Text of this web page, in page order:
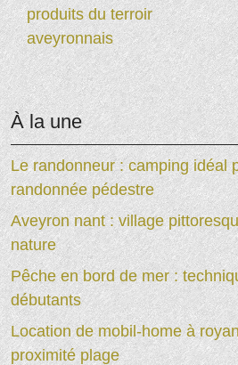
produits du terroir
aveyronnais
À la une
Le randonneur : camping idéal
randonnée pédestre
Aveyron nant : village
nature
Pêche en bord de mer :
débutants
Location de mobil-home à
proximité plage